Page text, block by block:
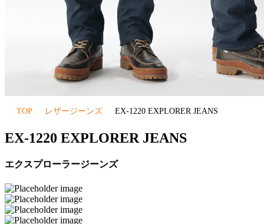
TOP レザージーンズ EX-1220 EXPLORER JEANS
EX-1220 EXPLORER JEANS
エクスプローラージーンズ